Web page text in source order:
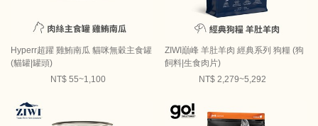
Hyperr超躍 雞鮪南瓜 貓咪無穀主食罐
(貓罐|罐頭)
NT$ 55~1,100
ZIWI巔峰 羊肚羊肉 經典系列 狗糧 (狗
飼料|生食肉片)
NT$ 2,279~5,292